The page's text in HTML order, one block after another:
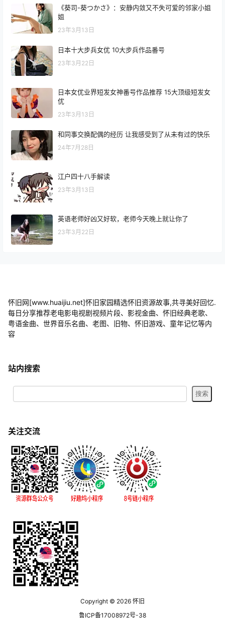
《葵司-葵つかさ》：安静内敛又不失可爱的邻家小姐
姐
23年3月13日
日本十大步兵女优 10大步兵作品番号
23年3月22日
日本女优业界短发女神番号作品推荐 15大顶级短发女
优
23年3月13日
和同事交换配偶的经历 让我感受到了从未有过的快乐
24年7月28日
江户四十八手解读
23年3月13日
英语老师好凶又好软，老师今天晚上就让你了
23年3月22日
怀旧网[www.huaijiu.net]怀旧家园精选怀旧资源故事,共寻美好回忆.
每日分享推荐老电影电视剧视频片段、影视金曲、怀旧经典老歌、
粤语金曲、世界音乐名曲、老图、旧物、怀旧游戏、童年记忆等内
容
站内搜索
关注交流
Copyright © 2026 怀旧
鲁ICP备17008972号-38